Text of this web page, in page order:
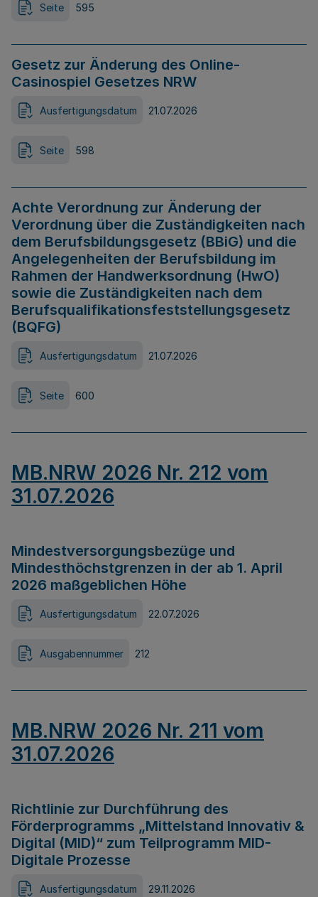
Seite 595
Gesetz zur Änderung des Online-
Casinospiel Gesetzes NRW
Ausfertigungsdatum 21.07.2026
Seite 598
Achte Verordnung zur Änderung der
Verordnung über die Zuständigkeiten nach
dem Berufsbildungsgesetz (BBiG) und die
Angelegenheiten der Berufsbildung im
Rahmen der Handwerksordnung (HwO)
sowie die Zuständigkeiten nach dem
Berufsqualifikationsfeststellungsgesetz
(BQFG)
Ausfertigungsdatum 21.07.2026
Seite 600
MB.NRW 2026 Nr. 212 vom
31.07.2026
Mindestversorgungsbezüge und
Mindesthöchstgrenzen in der ab 1. April
2026 maßgeblichen Höhe
Ausfertigungsdatum 22.07.2026
Ausgabennummer 212
MB.NRW 2026 Nr. 211 vom
31.07.2026
Richtlinie zur Durchführung des
Förderprogramms „Mittelstand Innovativ &
Digital (MID)“ zum Teilprogramm MID-
Digitale Prozesse
Ausfertigungsdatum 29.11.2026